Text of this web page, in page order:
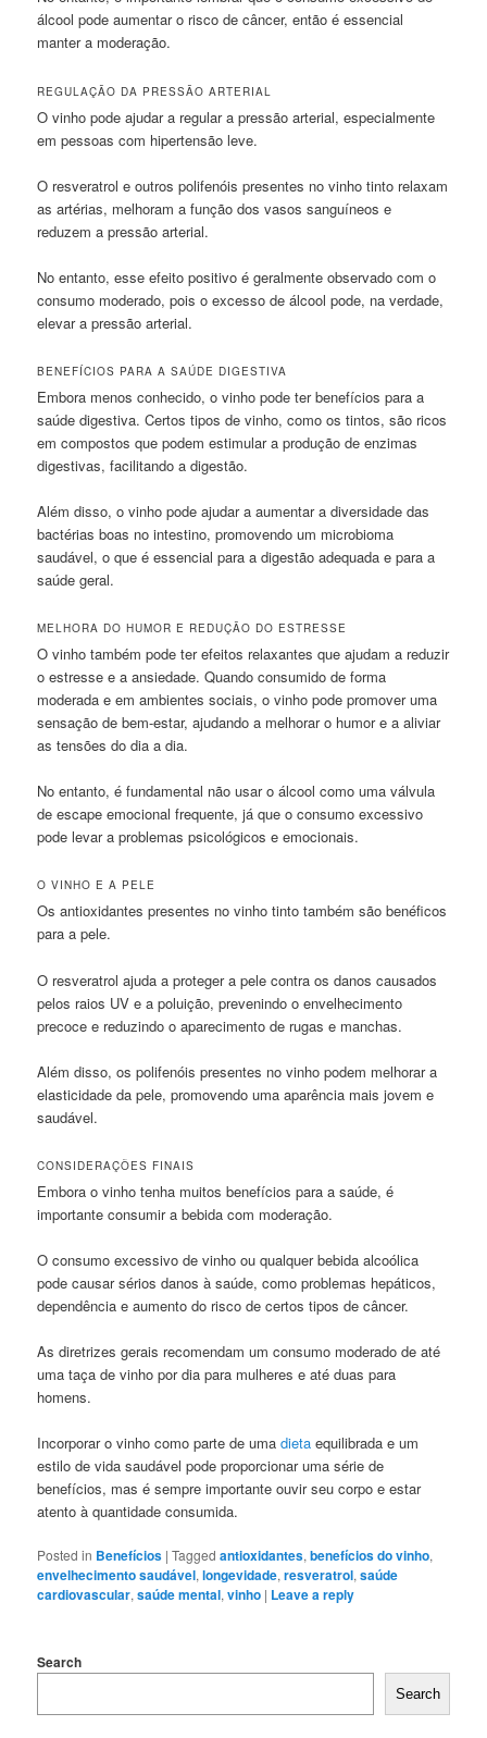
álcool pode aumentar o risco de câncer, então é essencial
manter a moderação.
REGULAÇÃO DA PRESSÃO ARTERIAL
O vinho pode ajudar a regular a pressão arterial, especialmente
em pessoas com hipertensão leve.
O resveratrol e outros polifenóis presentes no vinho tinto relaxam
as artérias, melhoram a função dos vasos sanguíneos e
reduzem a pressão arterial.
No entanto, esse efeito positivo é geralmente observado com o
consumo moderado, pois o excesso de álcool pode, na verdade,
elevar a pressão arterial.
BENEFÍCIOS PARA A SAÚDE DIGESTIVA
Embora menos conhecido, o vinho pode ter benefícios para a
saúde digestiva. Certos tipos de vinho, como os tintos, são ricos
em compostos que podem estimular a produção de enzimas
digestivas, facilitando a digestão.
Além disso, o vinho pode ajudar a aumentar a diversidade das
bactérias boas no intestino, promovendo um microbioma
saudável, o que é essencial para a digestão adequada e para a
saúde geral.
MELHORA DO HUMOR E REDUÇÃO DO ESTRESSE
O vinho também pode ter efeitos relaxantes que ajudam a reduzir
o estresse e a ansiedade. Quando consumido de forma
moderada e em ambientes sociais, o vinho pode promover uma
sensação de bem-estar, ajudando a melhorar o humor e a aliviar
as tensões do dia a dia.
No entanto, é fundamental não usar o álcool como uma válvula
de escape emocional frequente, já que o consumo excessivo
pode levar a problemas psicológicos e emocionais.
O VINHO E A PELE
Os antioxidantes presentes no vinho tinto também são benéficos
para a pele.
O resveratrol ajuda a proteger a pele contra os danos causados
pelos raios UV e a poluição, prevenindo o envelhecimento
precoce e reduzindo o aparecimento de rugas e manchas.
Além disso, os polifenóis presentes no vinho podem melhorar a
elasticidade da pele, promovendo uma aparência mais jovem e
saudável.
CONSIDERAÇÕES FINAIS
Embora o vinho tenha muitos benefícios para a saúde, é
importante consumir a bebida com moderação.
O consumo excessivo de vinho ou qualquer bebida alcoólica
pode causar sérios danos à saúde, como problemas hepáticos,
dependência e aumento do risco de certos tipos de câncer.
As diretrizes gerais recomendam um consumo moderado de até
uma taça de vinho por dia para mulheres e até duas para
homens.
Incorporar o vinho como parte de umadieta equilibrada e um
estilo de vida saudável pode proporcionar uma série de
benefícios, mas é sempre importante ouvir seu corpo e estar
atento à quantidade consumida.
Posted in Benefícios |Tagged antioxidantes,benefícios do vinho,
envelhecimento saudável,longevidade,resveratrol,saúde
cardiovascular,saúde mental,vinho | Leave a reply
Search
Search